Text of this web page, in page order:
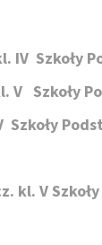
IV Szkoły
V Szkoły
kl. V